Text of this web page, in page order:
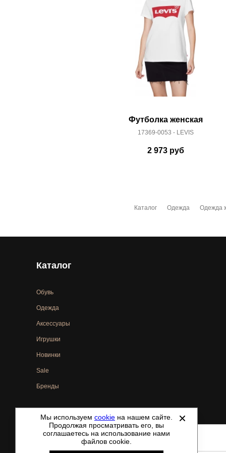
Футболка женская
17369-0053 - LEVIS
2 973руб
Каталог Одежда Одежда
Каталог
Обувь
Одежда
Аксессуары
Игрушки
Новинки
Sale
Бренды
©2021-2026 - ShoesTown.ru - все права защищены.
Мы используем cookie на нашем сайте.
Продолжая просматривать его, вы
соглашаетесь на использование нами
файлов cookie.